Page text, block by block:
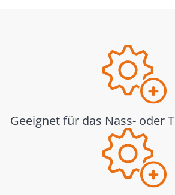
Geeignet für das Nass- oder